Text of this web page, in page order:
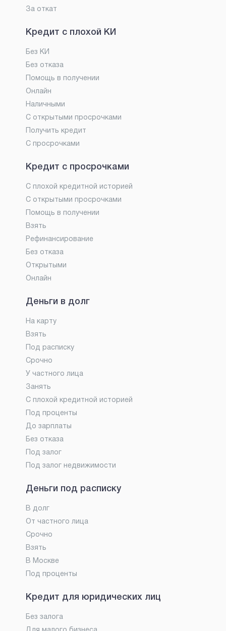
За откат
Кредит с плохой КИ
Без КИ
Без отказа
Помощь в получении
Онлайн
Наличными
С открытыми просрочками
Получить кредит
С просрочками
Кредит с просрочками
С плохой кредитной историей
С открытыми просрочками
Помощь в получении
Взять
Рефинансирование
Без отказа
Открытыми
Онлайн
Деньги в долг
На карту
Взять
Под расписку
Срочно
У частного лица
Занять
С плохой кредитной историей
Под проценты
До зарплаты
Без отказа
Под залог
Под залог недвижимости
Деньги под расписку
В долг
От частного лица
Срочно
Взять
В Москве
Под проценты
Кредит для юридических лиц
Без залога